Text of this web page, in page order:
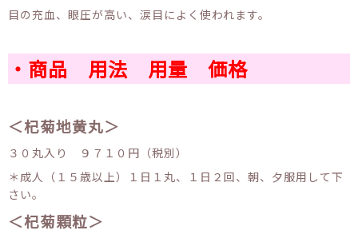
目の充血、眼圧が高い、涙目によく使われます。
・商品 用法 用量 価格
＜杞菊地黄丸＞
３０丸入り ９７１０円（税別）
＊成人（１５歳以上）１日１丸、１日２回、朝、夕服用して下
さい。
＜杞菊顆粒＞